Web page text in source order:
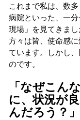
これまで私は、数
病院といった、一
現場」を見てきまし
方々は皆、使命感
ています。しかし
のです。
「なぜこん
に、状況が
んだろう？」